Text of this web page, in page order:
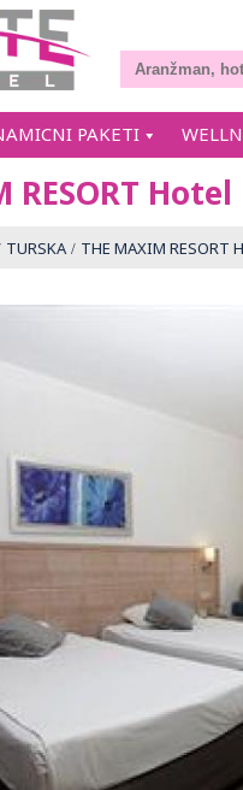
PAKETI
RESORT Hotel
TURSKA THE MAXIM RESORT